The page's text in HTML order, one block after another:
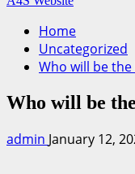
Home
Uncategorized
Who will be
Who will be
admin January 12,